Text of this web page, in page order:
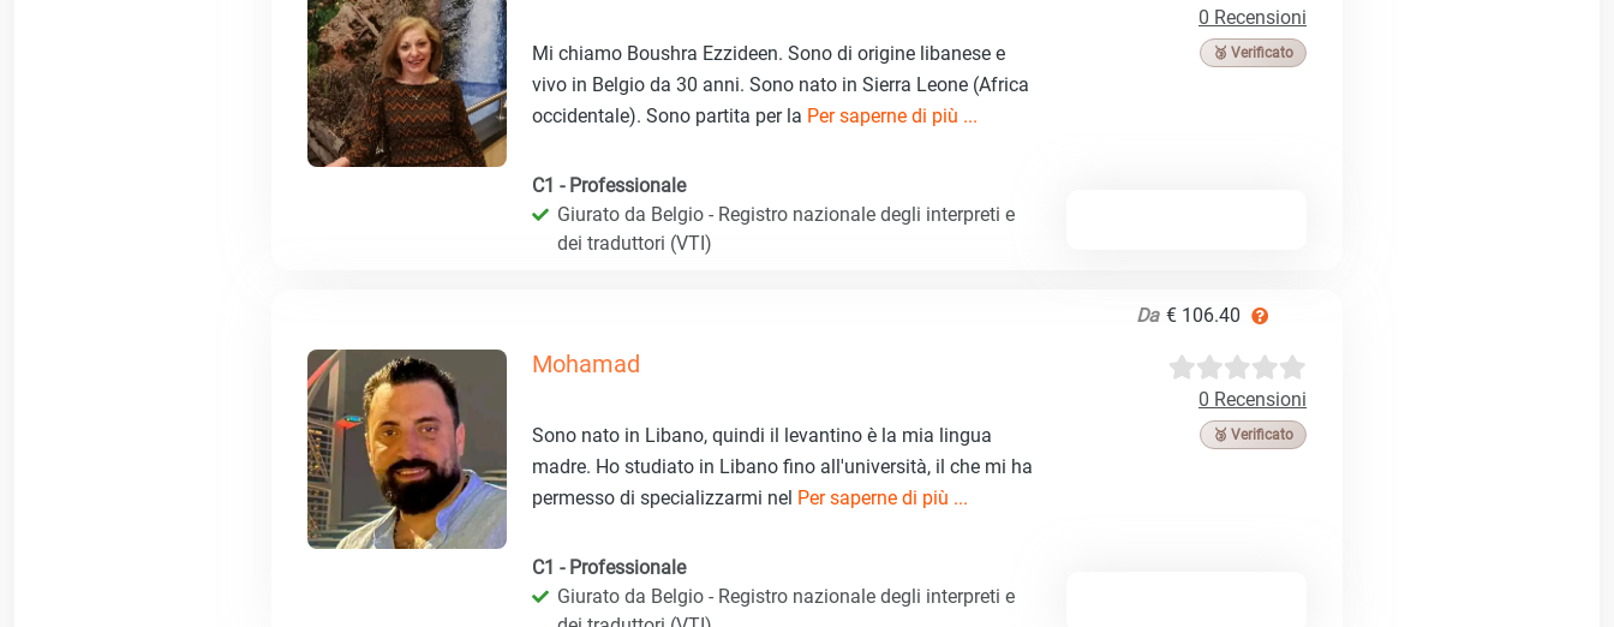
0 Recensioni
🥉 Verificato
Mi chiamo Boushra Ezzideen. Sono di origine libanese e
vivo in Belgio da 30 anni. Sono nato in Sierra Leone (Africa
occidentale). Sono partita per la Per saperne di più ...
C1 - Professionale
Giurato da Belgio - Registro nazionale degli interpreti e
dei traduttori (VTI)
Da € 106.40
Mohamad
0 Recensioni
🥉 Verificato
Sono nato in Libano, quindi il levantino è la mia lingua
madre. Ho studiato in Libano fino all'università, il che mi ha
permesso di specializzarmi nel Per saperne di più ...
C1 - Professionale
Giurato da Belgio - Registro nazionale degli interpreti e